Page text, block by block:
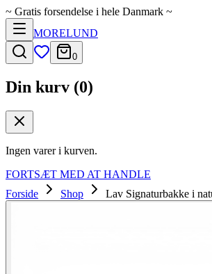
~ Gratis forsendelse i hele Danmark ~
MORELUND
0
Din kurv (0)
Ingen varer i kurven.
FORTSÆT MED AT HANDLE
Forside
Shop Lav Signaturbakke i